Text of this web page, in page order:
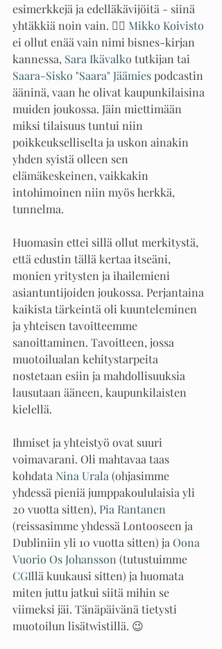
esimerkkejä ja edelläkävijöitä - siinä
yhtäkkiä noin vain. 🤷‍♀️ Mikko Koivisto
ei ollut enää vain nimi bisnes-kirjan
kannessa, Sara Ikävalko tutkijan tai
Saara-Sisko "Saara" Jäämies podcastin
ääninä, vaan he olivat kaupunkilaisina
muiden joukossa. Jäin miettimään
miksi tilaisuus tuntui niin
poikkeukselliselta ja uskon ainakin
yhden syistä olleen sen
elämäkeskeinen, vaikkakin
intohimoinen niin myös herkkä,
tunnelma.
Huomasin ettei sillä ollut merkitystä,
että edustin tällä kertaa itseäni,
monien yritysten ja ihailemieni
asiantuntijoiden joukossa. Perjantaina
kaikista tärkeintä oli kuunteleminen
ja yhteisen tavoitteemme
sanoittaminen. Tavoitteen, jossa
muotoilualan kehitystarpeita
nostetaan esiin ja mahdollisuuksia
lausutaan ääneen, kaupunkilaisten
kielellä.
Ihmiset ja yhteistyö ovat suuri
voimavarani. Oli mahtavaa taas
kohdata Nina Urala (ohjasimme
yhdessä pieniä jumppakoululaisia yli
20 vuotta sitten), Pia Rantanen
(reissasimme yhdessä Lontooseen ja
Dubliniin yli 10 vuotta sitten) ja Oona
Vuorio Os Johansson (tutustuimme
CGIllä kuukausi sitten) ja huomata
miten juttu jatkui siitä mihin se
viimeksi jäi. Tänäpäivänä tietysti
muotoilun lisätwistillä. 😉